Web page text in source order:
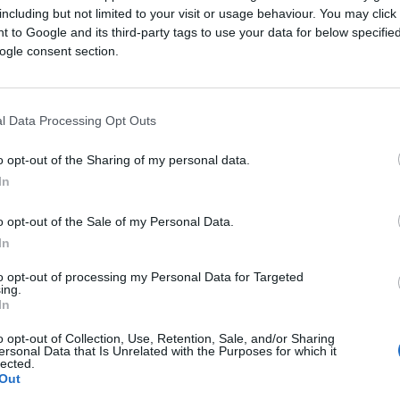
but not limited to your visit or usage behaviour. You may
to Google and its third-party tags to use your data for below
consent section.
Data Processing Opt Outs
opt-out of the Sharing of my personal data.
opt-out of the Sale of my Personal Data.
opt-out of processing my Personal Data for Targeted
opt-out of Collection, Use, Retention, Sale, and/or Sharing
Data that Is Unrelated with the Purposes for which it
mreži vlakana koja prolazi kroz
i sočnim mesom, nema razloga za
za jelo.
u dijelovima gdje se nalaze vlakna, ali to ne
ubrane nešto ranije nego što je bilo idealno.
u teksturi i mirisu ploda.
pod pritiskom kašike, moguće je da je